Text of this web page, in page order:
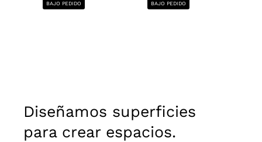
BAJO PEDIDO BAJO PEDIDO
Diseñamos superficies
para crear espacios.